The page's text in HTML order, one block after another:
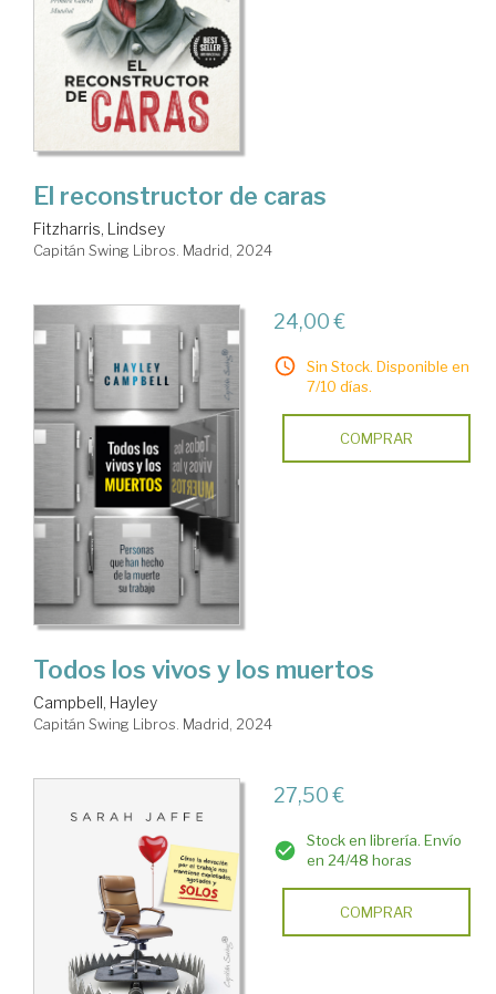
El reconstructor de caras
Fitzharris, Lindsey
Capitán Swing Libros. Madrid, 2024
24,00 €
Sin Stock. Disponible en
7/10 días.
COMPRAR
Todos los vivos y los muertos
Campbell, Hayley
Capitán Swing Libros. Madrid, 2024
27,50 €
Stock en librería. Envío
en 24/48 horas
COMPRAR